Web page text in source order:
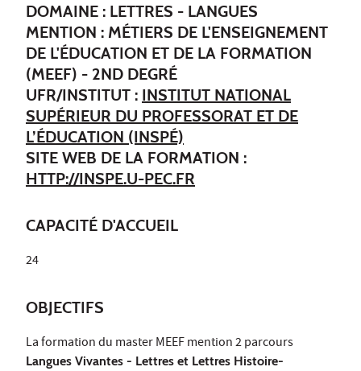
DOMAINE : LETTRES - LANGUES
MENTION : MÉTIERS DE L'ENSEIGNEMENT
DE L'ÉDUCATION ET DE LA FORMATION
(MEEF) - 2ND DEGRÉ
UFR/INSTITUT : INSTITUT NATIONAL
SUPÉRIEUR DU PROFESSORAT ET DE
L’ÉDUCATION (INSPÉ)
SITE WEB DE LA FORMATION :
HTTP://INSPE.U-PEC.FR
CAPACITÉ D'ACCUEIL
24
OBJECTIFS
La formation du master MEEF mention 2 parcours
Langues Vivantes - Lettres et Lettres Histoire-